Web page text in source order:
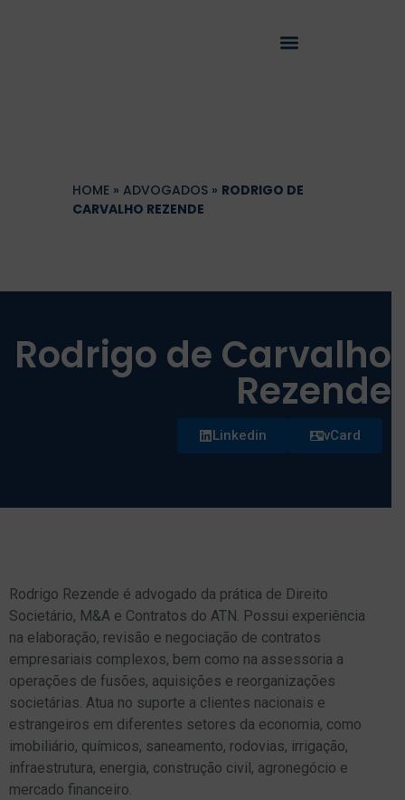
HOME » ADVOGADOS » RODRIGO DE
CARVALHO REZENDE
Rodrigo de Carvalho
Rezende
vCard
Linkedin
Rodrigo Rezende é advogado da prática de Direito
Societário, M&A e Contratos do ATN. Possui experiência
na elaboração, revisão e negociação de contratos
empresariais complexos, bem como na assessoria a
operações de fusões, aquisições e reorganizações
societárias. Atua no suporte a clientes nacionais e
estrangeiros em diferentes setores da economia, como
imobiliário, químicos, saneamento, rodovias, irrigação,
infraestrutura, energia, construção civil, agronegócio e
mercado financeiro.